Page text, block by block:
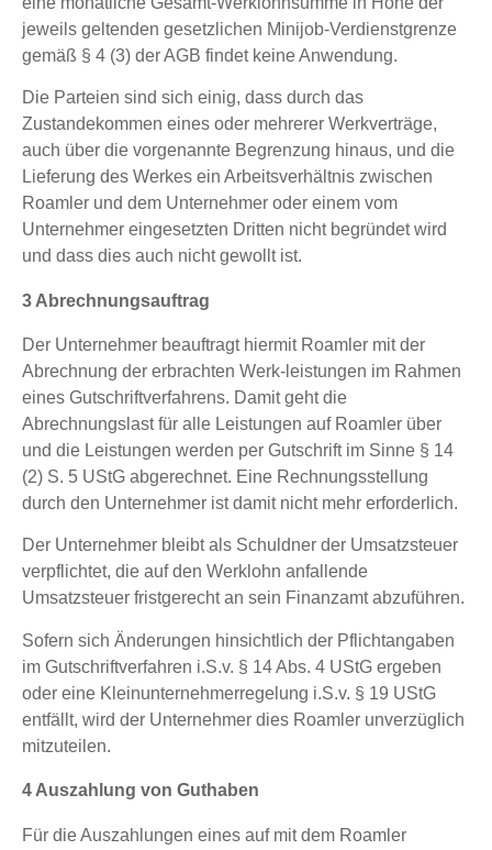
jeweils geltenden gesetzlichen Minijob-Verdienstgrenze
gemäß § 4 (3) der AGB findet keine Anwendung.
Die Parteien sind sich einig, dass durch das
Zustandekommen eines oder mehrerer Werkverträge,
auch über die vorgenannte Begrenzung hinaus, und die
Lieferung des Werkes ein Arbeitsverhältnis zwischen
Roamler und dem Unternehmer oder einem vom
Unternehmer eingesetzten Dritten nicht begründet wird
und dass dies auch nicht gewollt ist.
3 Abrechnungsauftrag
Der Unternehmer beauftragt hiermit Roamler mit der
Abrechnung der erbrachten Werk-leistungen im Rahmen
eines Gutschriftverfahrens. Damit geht die
Abrechnungslast für alle Leistungen auf Roamler über
und die Leistungen werden per Gutschrift im Sinne § 14
(2) S. 5 UStG abgerechnet. Eine Rechnungsstellung
durch den Unternehmer ist damit nicht mehr erforderlich.
Der Unternehmer bleibt als Schuldner der Umsatzsteuer
verpflichtet, die auf den Werklohn anfallende
Umsatzsteuer fristgerecht an sein Finanzamt abzuführen.
Sofern sich Änderungen hinsichtlich der Pflichtangaben
im Gutschriftverfahren i.S.v. § 14 Abs. 4 UStG ergeben
oder eine Kleinunternehmerregelung i.S.v. § 19 UStG
entfällt, wird der Unternehmer dies Roamler unverzüglich
mitzuteilen.
4 Auszahlung von Guthaben
Für die Auszahlungen eines auf mit dem Roamler